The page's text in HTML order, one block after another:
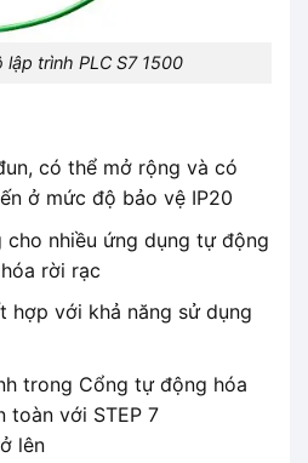
lập trình PLC S7 1500
có thể mở rộng và có
ở mức độ bảo vệ IP20
cho nhiều ứng dụng tự động
rời rạc
hợp với khả năng sử dụng
trong Cổng tự động hóa
toàn với STEP 7
lên